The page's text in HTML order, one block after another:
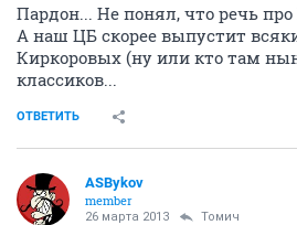
Пардон... Не понял, что речь про
А наш ЦБ скорее выпустит
Киркоровых (ну или кто там
классиков...
ОТВЕТИТЬ
ASBykov
member
26 марта 2013 Томич